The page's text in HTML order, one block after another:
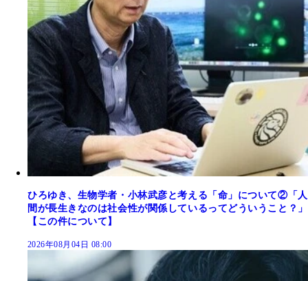
ひろゆき、生物学者・小林武彦と考える「命」について②「人
間が長生きなのは社会性が関係しているってどういうこと？」
【この件について】
2026年08月04日 08:00